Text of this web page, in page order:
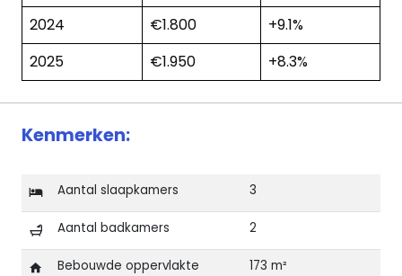
2024
€1.800
+9.1%
2025
€1.950 +8.3%
Kenmerken:
Aantal slaapkamers 3
Aantal badkamers 2
Bebouwde oppervlakte 173 m²